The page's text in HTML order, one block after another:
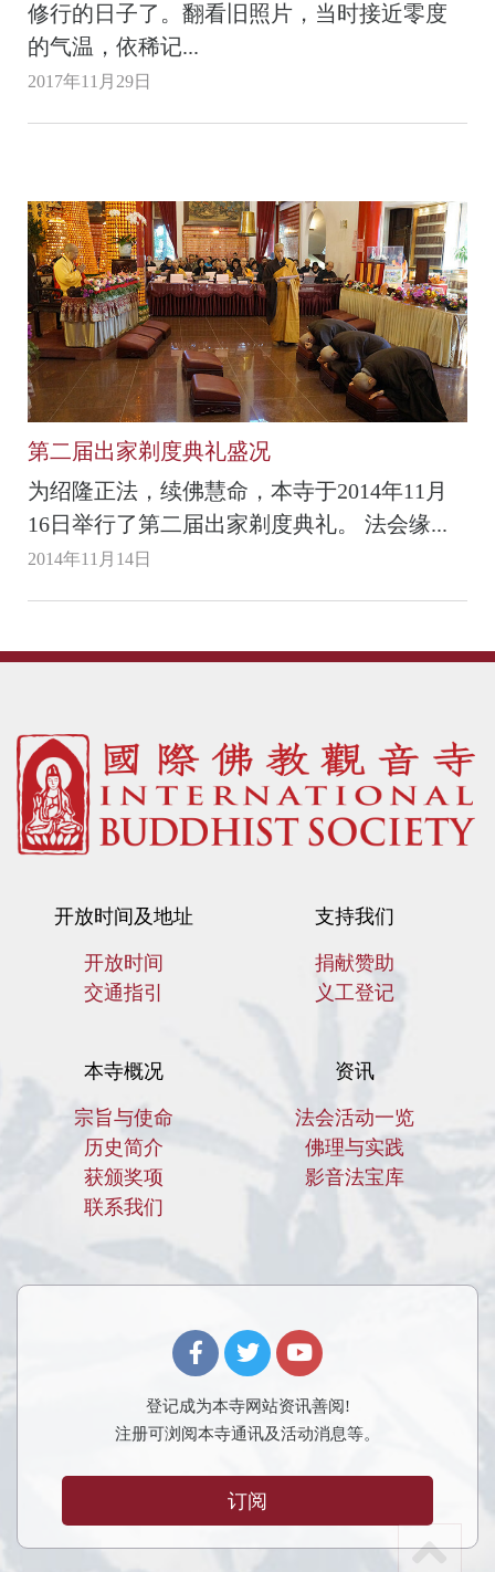
修行的日子了。翻看旧照片，当时接近零度
的气温，依稀记...
2017年11月29日
第二届出家剃度典礼盛况
为绍隆正法，续佛慧命，本寺于2014年11月
16日举行了第二届出家剃度典礼。 法会缘...
2014年11月14日
开放时间及地址
开放时间
交通指引
支持我们
捐献赞助
义工登记
本寺概况
宗旨与使命
历史简介
获颁奖项
联系我们
资讯
法会活动一览
佛理与实践
影音法宝库
登记成为本寺网站资讯善阅!
注册可浏阅本寺通讯及活动消息等。
订阅